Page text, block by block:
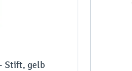
Stift, gelb